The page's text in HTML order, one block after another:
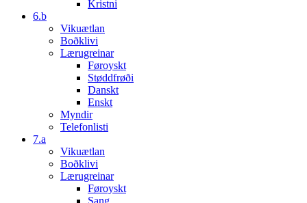
Kristni
6.b
Vikuætlan
Boðklivi
Lærugreinar
Føroyskt
Støddfrøði
Danskt
Enskt
Myndir
Telefonlisti
7.a
Vikuætlan
Boðklivi
Lærugreinar
Føroyskt
Sang